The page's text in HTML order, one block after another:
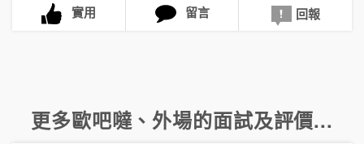
實用 留言 回報
更多歐吧噠、 外場的面試及評價...